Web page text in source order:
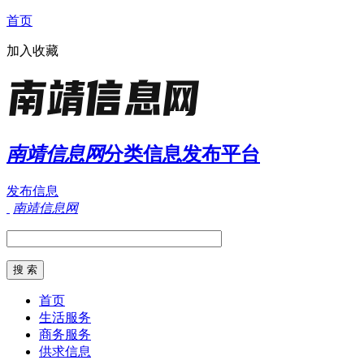
首页
加入收藏
南靖信息网分类信息发布平台
发布信息
南靖信息网
首页
生活服务
商务服务
供求信息